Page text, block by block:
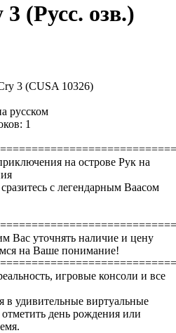
(Русс. озв.)
3 (CUSA 10326)
русском
1
на острове Рук на
с легендарным Ваасом
Вас уточнять наличие и цену
на Ваше понимание!
игровые консоли и все
в удивительные виртуальные
день рождения или